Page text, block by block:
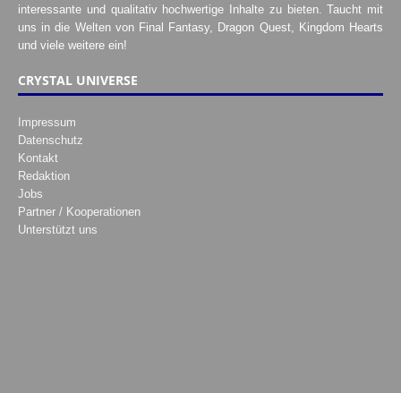
interessante und qualitativ hochwertige Inhalte zu bieten. Taucht mit
uns in die Welten von Final Fantasy, Dragon Quest, Kingdom Hearts
und viele weitere ein!
CRYSTAL UNIVERSE
Impressum
Datenschutz
Kontakt
Redaktion
Jobs
Partner / Kooperationen
Unterstützt uns